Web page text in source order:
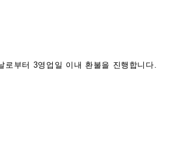
로부터 3영업일 이내 환불을 진행합니다.